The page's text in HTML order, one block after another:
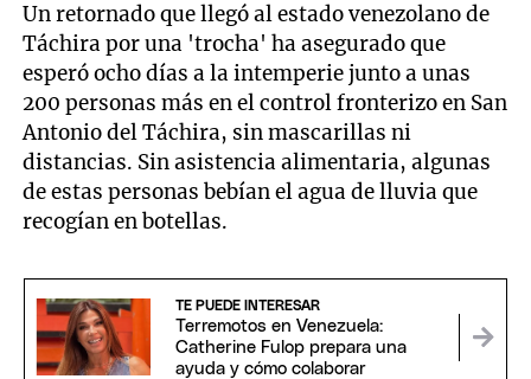
Un retornado que llegó al estado venezolano de
Táchira por una 'trocha' ha asegurado que
esperó ocho días a la intemperie junto a unas
200 personas más en el control fronterizo en San
Antonio del Táchira, sin mascarillas ni
distancias. Sin asistencia alimentaria, algunas
de estas personas bebían el agua de lluvia que
recogían en botellas.
TE PUEDE INTERESAR
Terremotos en Venezuela:
Catherine Fulop prepara una
ayuda y cómo colaborar